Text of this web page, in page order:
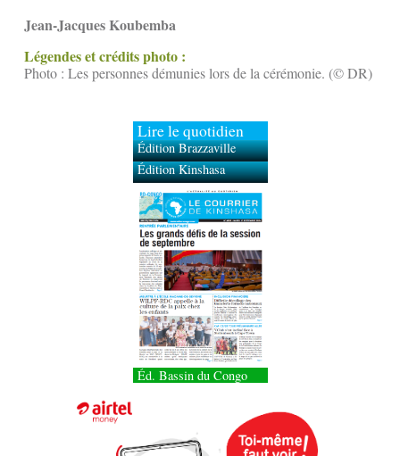
Jean-Jacques Koubemba
Légendes et crédits photo :
Photo : Les personnes démunies lors de la cérémonie. (© DR)
Lire le quotidien
Édition Brazzaville
Édition Kinshasa
Éd. Bassin du Congo